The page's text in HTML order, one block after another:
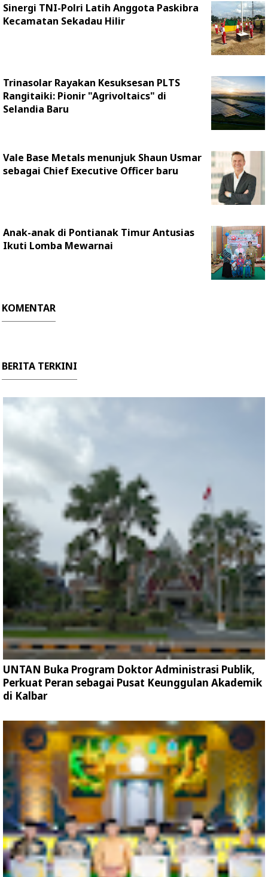
Sinergi TNI-Polri Latih Anggota Paskibra
Kecamatan Sekadau Hilir
Trinasolar Rayakan Kesuksesan PLTS
Rangitaiki: Pionir "Agrivoltaics" di
Selandia Baru
Vale Base Metals menunjuk Shaun Usmar
sebagai Chief Executive Officer baru
Anak-anak di Pontianak Timur Antusias
Ikuti Lomba Mewarnai
KOMENTAR
BERITA TERKINI
UNTAN Buka Program Doktor Administrasi Publik,
Perkuat Peran sebagai Pusat Keunggulan Akademik
di Kalbar